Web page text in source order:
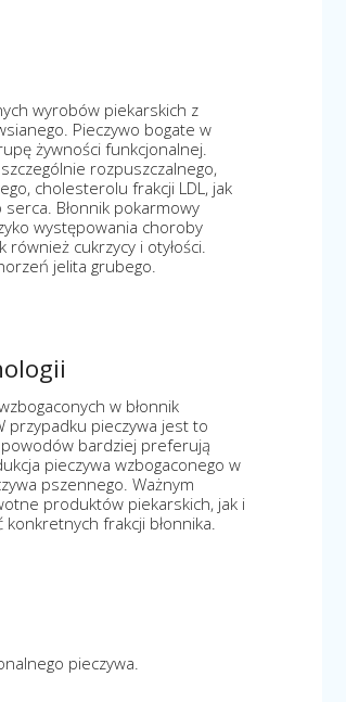
wyrobów piekarskich z
Pieczywo bogate w
żywności funkcjonalnej.
rozpuszczalnego,
cholesterolu frakcji LDL, jak
Błonnik pokarmowy
występowania choroby
cukrzycy i otyłości.
jelita grubego.
w błonnik
przypadku pieczywa jest to
bardziej preferują
pieczywa wzbogaconego w
pszennego. Ważnym
produktów piekarskich, jak i
frakcji błonnika.
pieczywa.